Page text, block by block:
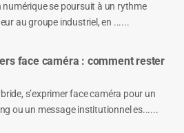
se poursuit à un rythme
au groupe industriel, en ......
face caméra : comment rester
s’exprimer face caméra pour un
ou un message institutionnel es......